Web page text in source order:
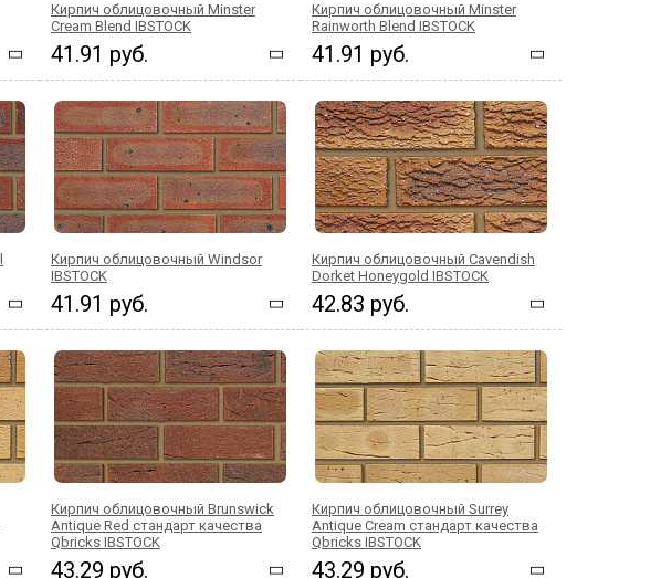
Кирпич облицовочный Minster
Cream Blend IBSTOCK
41.91 руб.
Кирпич облицовочный Minster
Rainworth Blend IBSTOCK
41.91 руб.
Кирпич облицовочный Windsor
IBSTOCK
41.91 руб.
Кирпич облицовочный Cavendish
Dorket Honeygold IBSTOCK
42.83 руб.
Кирпич облицовочный Brunswick
Antique Red стандарт качества
Qbricks IBSTOCK
43.29 руб.
Кирпич облицовочный Surrey
Antique Cream стандарт качества
Qbricks IBSTOCK
43.29 руб.